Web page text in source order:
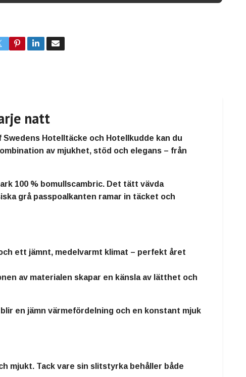
natt
Swedens Hotelltäcke och Hotellkudde kan du
av mjukhet, stöd och elegans – från
100 % bomullscambric. Det tätt vävda
grå passpoalkanten ramar in täcket och
ett jämnt, medelvarmt klimat – perfekt året
av materialen skapar en känsla av lätthet och
en jämn värmefördelning och en konstant mjuk
mjukt. Tack vare sin slitstyrka behåller både